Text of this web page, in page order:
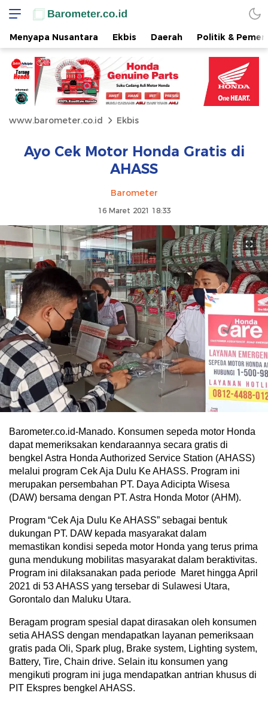
Menyapa Nusantara Ekbis Daerah Politik &
www.barometer.co.id Ekbis
Ayo Cek Motor Honda Gratis di
AHASS
Barometer
16 Maret 2021 18:33
Barometer.co.id-Manado. Konsumen sepeda motor Honda
dapat memeriksakan kendaraannya secara gratis di
bengkel Astra Honda Authorized Service Station (AHASS)
melalui program Cek Aja Dulu Ke AHASS. Program ini
merupakan persembahan PT. Daya Adicipta Wisesa
(DAW) bersama dengan PT. Astra Honda Motor (AHM).
Program “Cek Aja Dulu Ke AHASS” sebagai bentuk
dukungan PT. DAW kepada masyarakat dalam
memastikan kondisi sepeda motor Honda yang terus prima
guna mendukung mobilitas masyarakat dalam beraktivitas.
Program ini dilaksanakan pada periode Maret hingga April
2021 di 53 AHASS yang tersebar di Sulawesi Utara,
Gorontalo dan Maluku Utara.
Beragam program spesial dapat dirasakan oleh konsumen
setia AHASS dengan mendapatkan layanan pemeriksaan
gratis pada Oli, Spark plug, Brake system, Lighting system,
Battery, Tire, Chain drive. Selain itu konsumen yang
mengikuti program ini juga mendapatkan antrian khusus di
PIT Ekspres bengkel AHASS.